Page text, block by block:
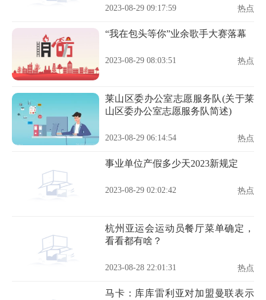
2023-08-29 09:17:59 热点
“我在包头等你”业余歌手大赛落幕
2023-08-29 08:03:51 热点
莱山区委办公室志愿服务队(关于莱
山区委办公室志愿服务队简述)
2023-08-29 06:14:54 热点
事业单位产假多少天2023新规定
2023-08-29 02:02:42 热点
杭州亚运会运动员餐厅菜单确定，
看看都有啥？
2023-08-28 22:01:31 热点
马卡：库库雷利亚对加盟曼联表示